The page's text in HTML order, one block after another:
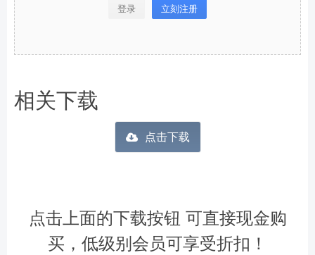
登录 立刻注册
相关下载
点击下载
点击上面的下载按钮 可直接现金购
买，低级别会员可享受折扣！